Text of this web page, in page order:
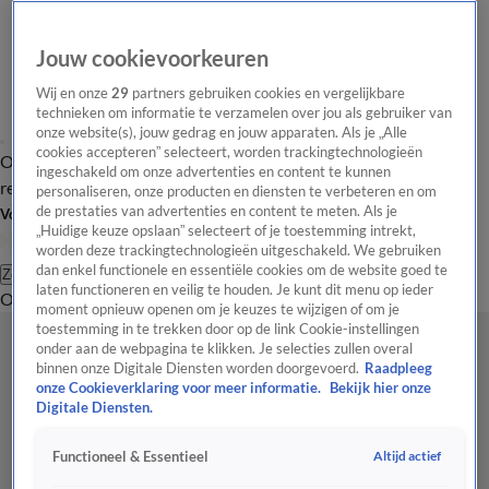
Overzicht Laatste nieuws Regionieuws Het beste van Hart
Tip de
redactie
Volg Hart van Nederland
Zoeken
OverzichtRegioUitzendingenWeerTip de redactiePanelVideo's
Jouw cookievoorkeuren
Wij en onze29 partners gebruiken cookies en vergelijkbare
technieken om informatie te verzamelen over jou als gebruiker van
onze website(s), jouw gedrag en jouw apparaten. Als je „Alle
cookies accepteren” selecteert, worden trackingtechnologieën
ingeschakeld om onze advertenties en content te kunnen
personaliseren, onze producten en diensten te verbeteren en om
de prestaties van advertenties en content te meten. Als je
„Huidige keuze opslaan” selecteert of je toestemming intrekt,
worden deze trackingtechnologieën uitgeschakeld. We gebruiken
dan enkel functionele en essentiële cookies om de website goed te
laten functioneren en veilig te houden. Je kunt dit menu op ieder
moment opnieuw openen om je keuzes te wijzigen of om je
toestemming in te trekken door op de link Cookie-instellingen
onder aan de webpagina te klikken. Je selecties zullen overal
binnen onze Digitale Diensten worden doorgevoerd. Raadpleeg
onze Cookieverklaring voor meer informatie.
Bekijk hier onze
Digitale Diensten.
Functioneel & Essentieel Altijd actief